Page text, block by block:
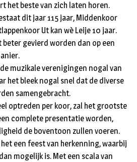
het beste van zich laten horen.
dit jaar 115 jaar, Middenkoor
Ut kan wè Leije 10 jaar.
beter gevierd worden dan op een
muzikale verenigingen nogal van
het bleek nogal snel dat de diverse
samengebracht.
optreden per koor, zal het grootste
complete presentatie worden,
de boventoon zullen voeren.
een feest van herkenning, waarbij
mogelijk is. Met een scala van